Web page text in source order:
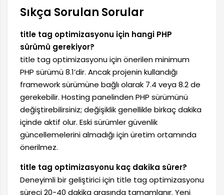
Sıkça Sorulan Sorular
title tag optimizasyonu için hangi PHP
sürümü gerekiyor?
title tag optimizasyonu için önerilen minimum
PHP sürümü 8.1’dir. Ancak projenin kullandığı
framework sürümüne bağlı olarak 7.4 veya 8.2 de
gerekebilir. Hosting panelinden PHP sürümünü
değiştirebilirsiniz; değişiklik genellikle birkaç dakika
içinde aktif olur. Eski sürümler güvenlik
güncellemelerini almadığı için üretim ortamında
önerilmez.
title tag optimizasyonu kaç dakika sürer?
Deneyimli bir geliştirici için title tag optimizasyonu
süreci 20-40 dakika arasında tamamlanır. Yeni